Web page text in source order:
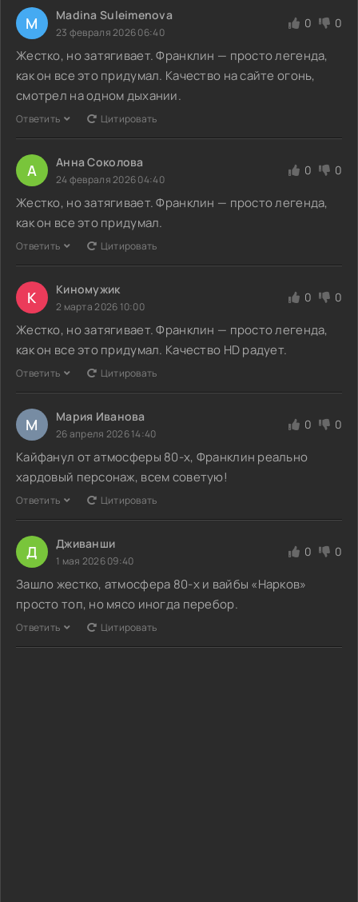
M Madina Suleimenova
23 февраля 2026 06:40
0 0
Жестко, но затягивает. Франклин — просто легенда,
как он все это придумал. Качество на сайте огонь,
смотрел на одном дыхании.
Ответить Цитировать
А Анна Соколова
24 февраля 2026 04:40
0 0
Жестко, но затягивает. Франклин — просто легенда,
как он все это придумал.
Ответить Цитировать
К Киномужик
2 марта 2026 10:00
0 0
Жестко, но затягивает. Франклин — просто легенда,
как он все это придумал. Качество HD радует.
Ответить Цитировать
М Мария Иванова
26 апреля 2026 14:40
0 0
Кайфанул от атмосферы 80-х, Франклин реально
хардовый персонаж, всем советую!
Ответить Цитировать
Д Дживанши
1 мая 2026 09:40
0 0
Зашло жестко, атмосфера 80-х и вайбы «Нарков»
просто топ, но мясо иногда перебор.
Ответить Цитировать